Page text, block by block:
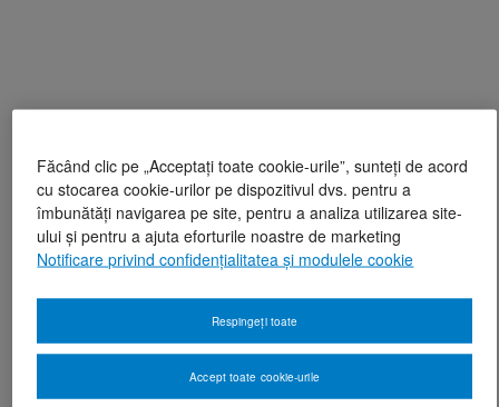
Făcând clic pe „Acceptați toate cookie-urile”, sunteți de acord
cu stocarea cookie-urilor pe dispozitivul dvs. pentru a
îmbunătăți navigarea pe site, pentru a analiza utilizarea site-
ului și pentru a ajuta eforturile noastre de marketing
Notificare privind confidențialitatea și modulele cookie
Respingeți toate
Accept toate cookie-urile